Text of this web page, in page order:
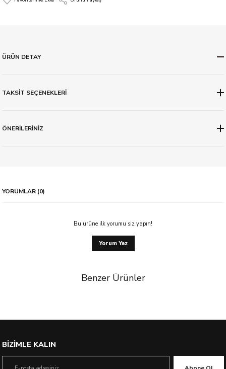
ÜRÜN DETAY
TAKSİT SEÇENEKLERİ
ÖNERİLERİNİZ
YORUMLAR (0)
Bu ürüne ilk yorumu siz yapın!
Yorum Yaz
Benzer Ürünler
BİZİMLE KALIN